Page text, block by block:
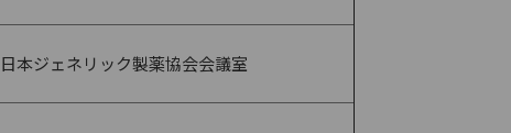
日本ジェネリック製薬協会会議室